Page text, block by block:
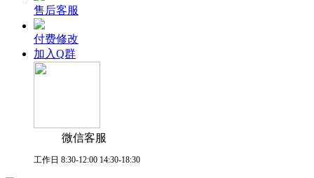
售后客服
付费修改
加入Q群
微信客服
工作日 8:30-12:00 14:30-18:30